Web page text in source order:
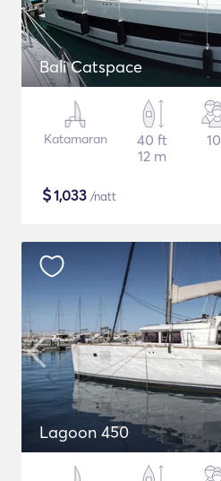
Bali Catspace
Katamaran
40 ft
12 m
10
$1,033 /natt
Lagoon 450